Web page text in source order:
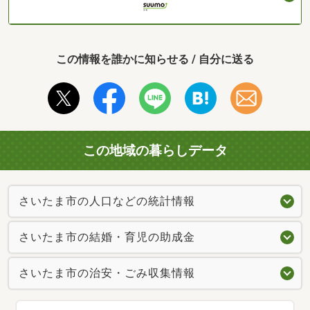
この情報を誰かに知らせる / 自分に送る
この地域の暮らしデータ
さいたま市の人口などの統計情報
さいたま市の結婚・育児の助成金
さいたま市の治安・ごみ収集情報